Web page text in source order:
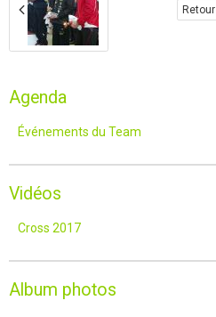
Retour
Agenda
Événements du Team
Vidéos
Cross 2017
Album photos